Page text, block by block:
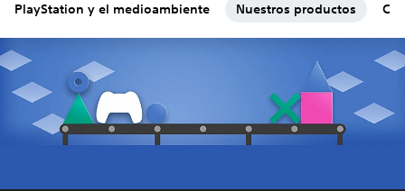
PlayStation y el medioambiente Nuestros productos